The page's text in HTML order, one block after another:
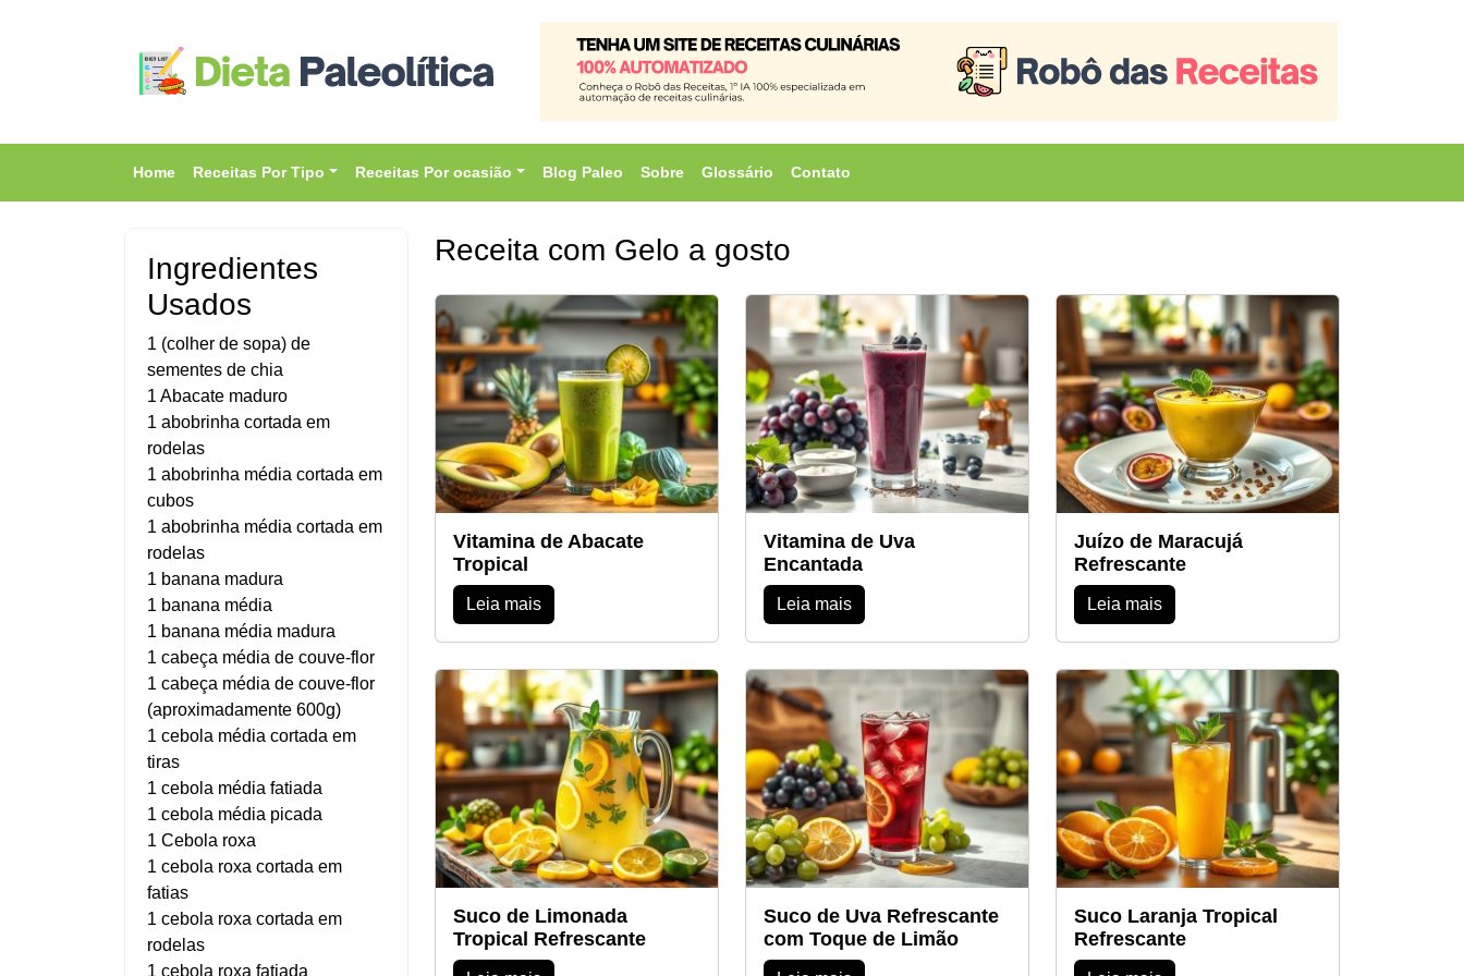
Home Receitas Por Tipo Receitas Por ocasião Blog Paleo Sobre Glossário Contato
Ingredientes
Usados
1 (colher de sopa) de
sementes de chia
1 Abacate maduro
1 abobrinha cortada em
rodelas
1 abobrinha média cortada em
cubos
1 abobrinha média cortada em
rodelas
1 banana madura
1 banana média
1 banana média madura
1 cabeça média de couve-flor
1 cabeça média de couve-flor
(aproximadamente 600g)
1 cebola média cortada em
tiras
1 cebola média fatiada
1 cebola média picada
1 Cebola roxa
1 cebola roxa cortada em
fatias
1 cebola roxa cortada em
rodelas
1 cebola roxa fatiada
Receita com Gelo a gosto
Vitamina de Abacate
Tropical
Leia mais
Vitamina de Uva
Encantada
Leia mais
Juízo de Maracujá
Refrescante
Leia mais
Suco de Limonada
Tropical Refrescante
Suco de Uva Refrescante
com Toque de Limão
Suco Laranja Tropical
Refrescante